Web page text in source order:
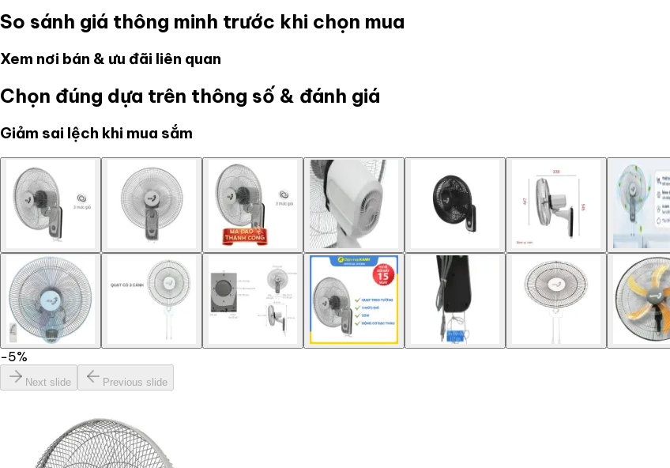
So sánh giá thông minh trước khi chọn mua
Xem nơi bán & ưu đãi liên quan
Chọn đúng dựa trên thông số & đánh giá
Giảm sai lệch khi mua sắm
−5%
Next slide Previous slide